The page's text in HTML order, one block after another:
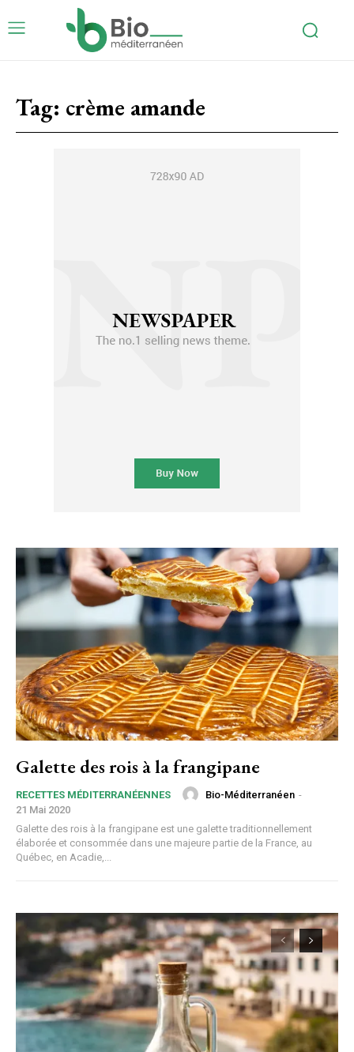
Tag: crème amande
Galette des rois à la frangipane
RECETTES MÉDITERRANÉENNES Bio-Méditerranéen -
21 Mai 2020
Galette des rois à la frangipane est une galette traditionnellement
élaborée et consommée dans une majeure partie de la France, au
Québec, en Acadie,...